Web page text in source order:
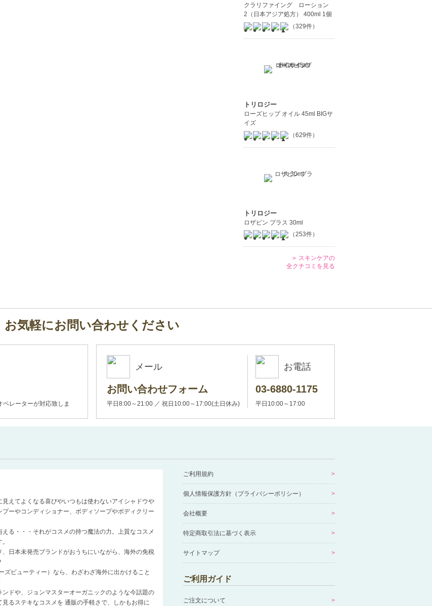
クラリファイング ローション
2（日本アジア処方） 400ml 1個
（329件）
トリロジー
ローズヒップ オイル 45ml BIGサ
イズ
（629件）
トリロジー
ロザピン プラス 30ml
（253件）
スキンケアの
全クチコミを見る
お気軽にお問い合わせください
レーターが対応致しま
メール
お問い合わせフォーム
平日8:00～21:00 ／ 祝日10:00～17:00(土日休み)
お電話
03-6880-1175
平日10:00～17:00
えてよくなる喜びやいつもは使わないアイシャドウや
ーやコンディショナー、ボディソープやボディクリー
る・・・それがコスメの持つ魔法の力。上質なコスメ
日本未発売ブランドがおうちにいながら、海外の免税
ビューティー）なら、わざわざ海外に出かけること
ドや、ジョンマスターオーガニックのような今話題の
るステキなコスメを 通販の手軽さで、しかもお得に
ご利用規約
個人情報保護方針（プライバシーポリシー）
会社概要
特定商取引法に基づく表示
サイトマップ
ご利用ガイド
ご注文について